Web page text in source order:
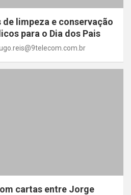
limpeza e conservação
para o Dia dos Pais
cartas entre Jorge